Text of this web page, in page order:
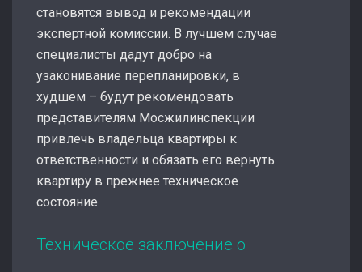
становятся вывод и рекомендации
экспертной комиссии. В лучшем случае
специалисты дадут добро на
узаконивание перепланировки, в
худшем – будут рекомендовать
представителям Мосжилинспекции
привлечь владельца квартиры к
ответственности и обязать его вернуть
квартиру в прежнее техническое
состояние.
Техническое заключение о